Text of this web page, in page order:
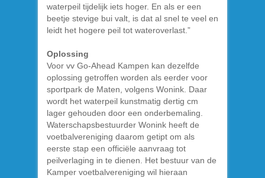
waterpeil tijdelijk iets hoger. En als er een
beetje stevige bui valt, is dat al snel te veel en
leidt het hogere peil tot wateroverlast.”
Oplossing
Voor vv Go-Ahead Kampen kan dezelfde
oplossing getroffen worden als eerder voor
sportpark de Maten, volgens Wonink. Daar
wordt het waterpeil kunstmatig dertig cm
lager gehouden door een onderbemaling.
Waterschapsbestuurder Wonink heeft de
voetbalvereniging daarom getipt om als
eerste stap een officiële aanvraag tot
peilverlaging in te dienen. Het bestuur van de
Kamper voetbalvereniging wil hieraan